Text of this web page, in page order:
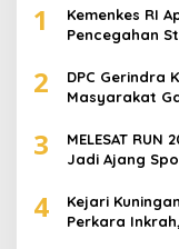
1
Kemenkes RI
Pencegahan
2
DPC Gerindra
Masyarakat
3
MELESAT
Jadi Ajang
4
Kejari
Perkara